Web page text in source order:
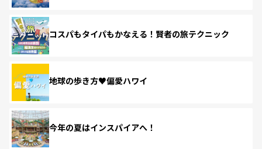
コスパもタイパもかなえる！賢者の旅テクニック
地球の歩き方♥偏愛ハワイ
今年の夏はインスパイアへ！